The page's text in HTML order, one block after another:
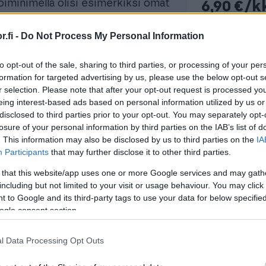
- Do Not Process My Personal Information
opt-out of the sale, sharing to third parties, or processing of your
for targeted advertising by us, please use the below opt-out
selection. Please note that after your opt-out request is processed
interest-based ads based on personal information utilized by us
to third parties prior to your opt-out. You may separately
of your personal information by third parties on the IAB’s list of
This information may also be disclosed by us to third parties on the
Participants that may further disclose it to other third parties.
that this website/app uses one or more Google services and may
but not limited to your visit or usage behaviour. You may
to Google and its third-party tags to use your data for below
consent section.
Data Processing Opt Outs
olisi esimerkiksi omat
aputoiminimen logon.
asiakaskohtaisesti ja voidaan
Aputoiminimelle oma
laskupohja sisältäen
aputoiminimen logon.
6,90 €/
Hintoihin